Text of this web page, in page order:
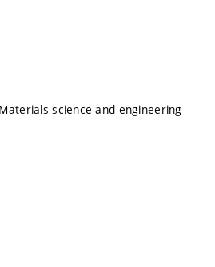
science and engineering